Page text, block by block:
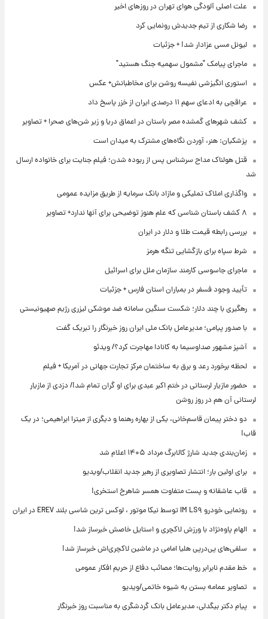
علت اصلی آلودگی هوای تهران در روزهای اخیر
رضا شکاری از تیم جدیدش رونمایی کرد
لیونل مسی عزادار شد! + جزئیات
ماجرای پیامک "مشمول سهمیه جنگ هستید"
استوری انگیزشی نفیسه روشن برای مخاطبانش+ عکس
عراقچی به ادعای سهم ۱۱ درصدی ایران از خزر پاسخ داد
کشف شهرهای گمشده مصر باستان در اعماق دریا و زیر شن‌های صحرا + تصاویر
پزشکیان: هنر، آوردن نگاه‌های مشترک به میدان است
قتل هولناک مداح سرشناس پس از ربوده شدن؛ فیلم جنایت برای خانواده ارسال
شد
واگذاری املاک تملیکی و مازاد بانک سرمایه از طریق مزایده عمومی
۸ کشف باستان شناسی که علم هنوز توضیحی برای آنها ندارد+ تصاویر
بررسی رابطه قیمت طلا و دلار در ایران
شرط سپاه برای بازگشایی تنگه هرمز
ماجرای جاسوسی کارمند سازمان ملل برای اسرائیل
تأیید وجود فسفر در بمباران استان فارس + جزئیات
رهگیری با چند دلار؛ شکست سنگین سامانه ضد موشکی لیزری رژیم صهیونیستی
با صدور پیامی؛ مدیرعامل بانک ملی ایران روز خبرنگار را تبریک گفت
آشپز مشهور صداوسیما به کانادا مهاجرت کرد؟/ ویدئو
لحظه برخورد رعد و برق به ساختمان مرکز تجارت جهانی در آمریکا + فیلم
حضور مازیار لرستانی در ختم اکبر عبدی برای او گران تمام شد!/ دزدی از مازیار
لرستانی آن هم در روز روشن
دو دختر پیمان قاسم‌خانی، یکی از بهاره رهنما و دیگری از میترا ابراهیمی؛ در یک
قاب!
زمان‌بندی جدید شارژ کالابرگ مرداد ۱۴۰۵ اعلام شد
برای اولین بار؛ انتشار تصاویری از رهبر جدید انقلاب/ویدیو
قاب عاشقانه و پست متفاوت همسر شاهرخ استخری!
رونمایی خودرو IM LS۹ توسط نیکا موتور ، لوکس ترین شاسی بلند EREV در ایران
الهام پاوه‌نژاد با ورزش لاکچری و استایل خاصش خبرساز شد!
سلفی‌های پی‌درپی هلیا امامی در ماشین لاکچری‌اش خبرساز شد!
خط مقدم نابرابر روایت‌ها؛ مصائب دفاع از حریم افکار عمومی
تصاویر عمامه بستن به شیوه خاتمی/ویدیو
پیام دکتر بیگدلی، مدیرعامل بانک گردشگری به مناسبت روز خبرنگار